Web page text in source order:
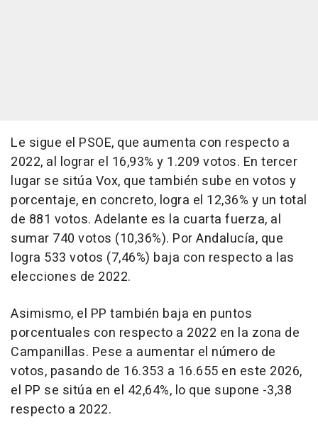
Le sigue el PSOE, que aumenta con respecto a
2022, al lograr el 16,93% y 1.209 votos. En tercer
lugar se sitúa Vox, que también sube en votos y
porcentaje, en concreto, logra el 12,36% y un total
de 881 votos. Adelante es la cuarta fuerza, al
sumar 740 votos (10,36%). Por Andalucía, que
logra 533 votos (7,46%) baja con respecto a las
elecciones de 2022.
Asimismo, el PP también baja en puntos
porcentuales con respecto a 2022 en la zona de
Campanillas. Pese a aumentar el número de
votos, pasando de 16.353 a 16.655 en este 2026,
el PP se sitúa en el 42,64%, lo que supone -3,38
respecto a 2022.